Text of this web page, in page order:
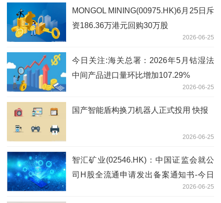
MONGOL MINING(00975.HK)6月25日斥
资186.36万港元回购30万股
2026-06-25
今日关注:海关总署：2026年5月钴湿法
中间产品进口量环比增加107.29%
2026-06-25
国产智能盾构换刀机器人正式投用 快报
2026-06-25
智汇矿业(02546.HK)：中国证监会就公
司H股全流通申请发出备案通知书-今日
2026-06-25